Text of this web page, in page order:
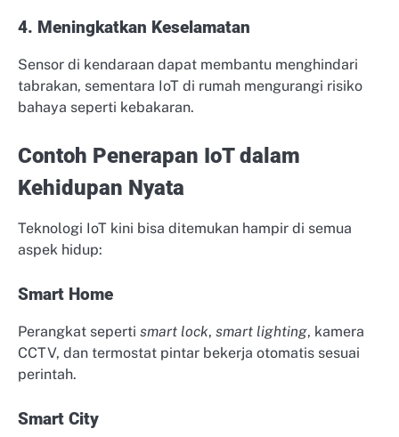
4. Meningkatkan Keselamatan
Sensor di kendaraan dapat membantu menghindari
tabrakan, sementara IoT di rumah mengurangi risiko
bahaya seperti kebakaran.
Contoh Penerapan IoT dalam
Kehidupan Nyata
Teknologi IoT kini bisa ditemukan hampir di semua
aspek hidup:
Smart Home
Perangkat seperti smart lock, smart lighting, kamera
CCTV, dan termostat pintar bekerja otomatis sesuai
perintah.
Smart City